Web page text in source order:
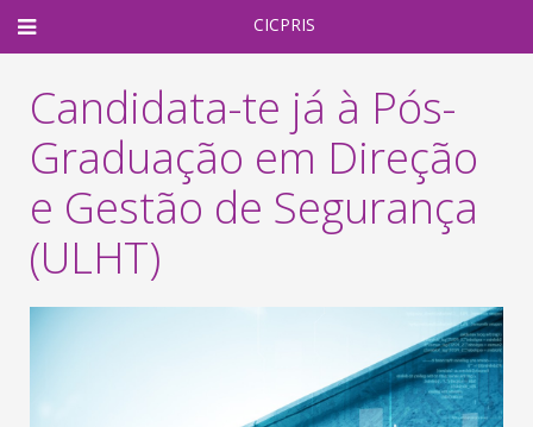
CICPRIS
Candidata-te já à Pós-
Graduação em Direção
e Gestão de Segurança
(ULHT)